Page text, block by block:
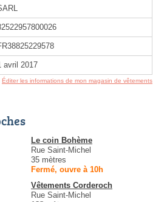
avril 2017
Éditer les informations de mon magasin de vêtements
Le coin Bohème
Rue Saint-Michel
35 mètres
Fermé, ouvre à 10h
Vêtements Corderoch
Rue Saint-Michel